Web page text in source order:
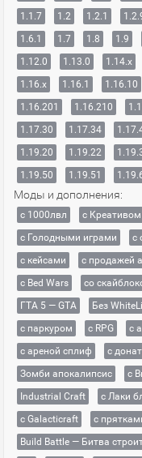
1.1.7
1.2 1.2.1
1.6.1
1.7 1.8 1.9
1.12.0
1.13.0 1.14.x
1.16.x
1.16.1 1.16.10
1.16.201
1.16.210
1.17.30
1.17.34
1.19.20
1.19.22
1.19.50
1.19.51
Моды и дополнения:
с 1000лвл c Креативом
с Голодными играми
с
с кейсами
с продажей
с Bed Wars
со
ГТА 5 — GTA
Без
с паркуром
с RPG с
с ареной сплиф
с
Зомби апокалипсис
с
Industrial Craft
с Лаки
с Galacticraft
с
Build Battle — Битва